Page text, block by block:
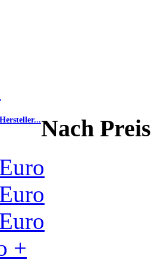
Nach Preis
+